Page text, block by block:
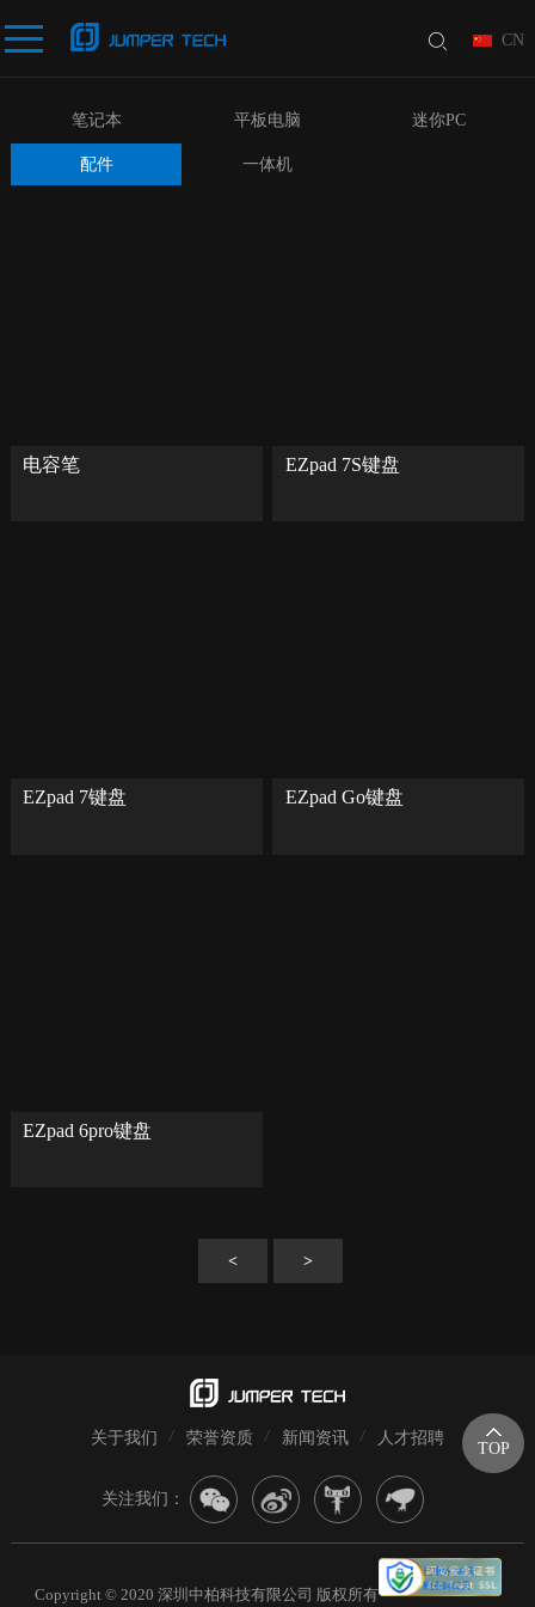
CN
笔记本 平板电脑 迷你PC
配件 一体机
电容笔 EZpad 7S键盘
EZpad 7键盘 EZpad Go键盘
EZpad 6pro键盘
< >
关于我们 荣誉资质 新闻资讯 人才招聘
关注我们：
Copyright © 2020 深圳中柏科技有限公司 版权所有
TOP